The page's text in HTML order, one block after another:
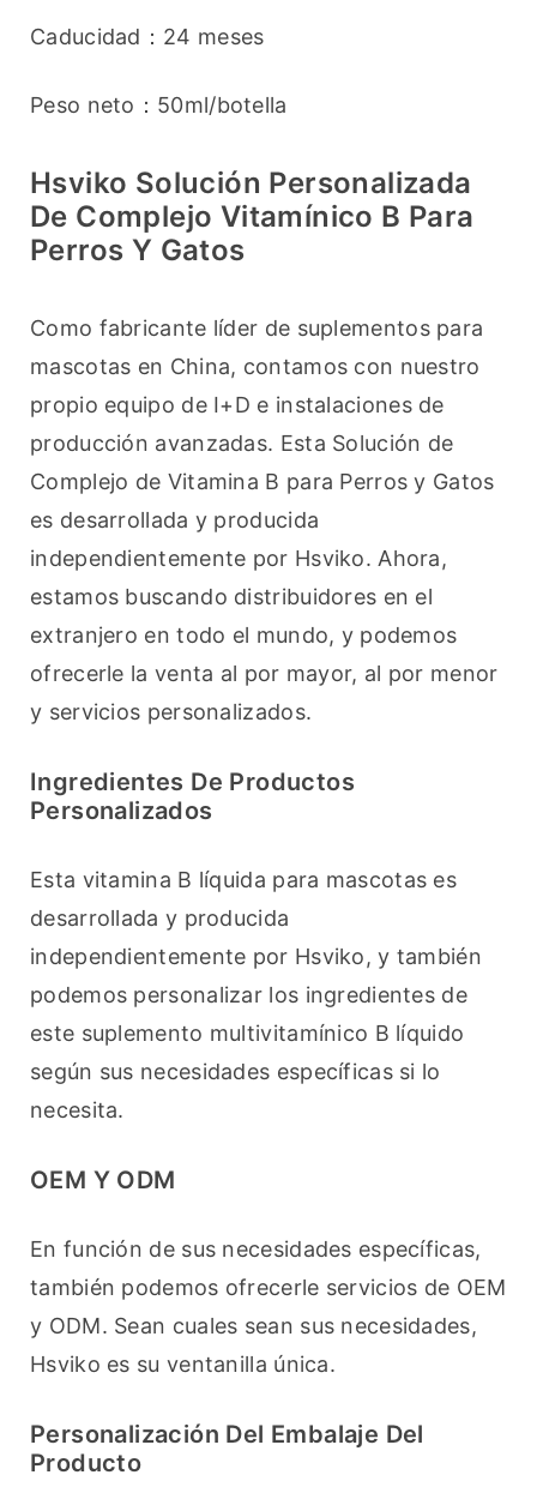
Caducidad：24 meses
Peso neto：50ml/botella
Hsviko Solución Personalizada
De Complejo Vitamínico B Para
Perros Y Gatos
Como fabricante líder de suplementos para
mascotas en China, contamos con nuestro
propio equipo de I+D e instalaciones de
producción avanzadas. Esta Solución de
Complejo de Vitamina B para Perros y Gatos
es desarrollada y producida
independientemente por Hsviko. Ahora,
estamos buscando distribuidores en el
extranjero en todo el mundo, y podemos
ofrecerle la venta al por mayor, al por menor
y servicios personalizados.
Ingredientes De Productos
Personalizados
Esta vitamina B líquida para mascotas es
desarrollada y producida
independientemente por Hsviko, y también
podemos personalizar los ingredientes de
este suplemento multivitamínico B líquido
según sus necesidades específicas si lo
necesita.
OEM Y ODM
En función de sus necesidades específicas,
también podemos ofrecerle servicios de OEM
y ODM. Sean cuales sean sus necesidades,
Hsviko es su ventanilla única.
Personalización Del Embalaje Del
Producto